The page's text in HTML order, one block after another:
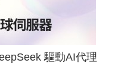
驅動AI代理